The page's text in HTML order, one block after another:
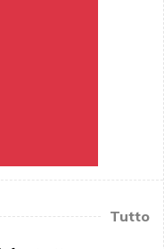
Tutto